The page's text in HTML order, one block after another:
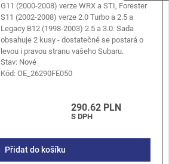
G11 (2000-2008) verze WRX a STI, Forester
S11 (2002-2008) verze 2.0 Turbo a 2.5 a
Legacy B12 (1998-2003) 2.5 a 3.0. Sada
obsahuje 2 kusy - dostatečně se postará o
levou i pravou stranu vašeho Subaru.
Stav: Nové
Kód:OE_26290FE050
290.62 PLN
S DPH
Přidat do košíku